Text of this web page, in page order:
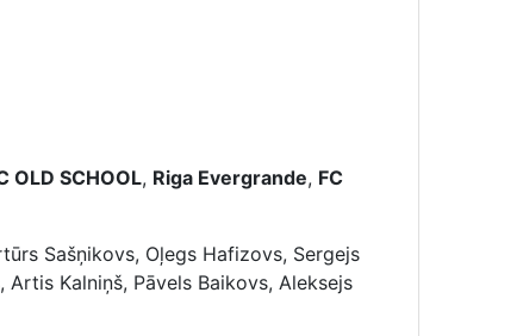
OLD SCHOOL, Riga Evergrande, FC
Sašņikovs, Oļegs Hafizovs, Sergejs
Kalniņš, Pāvels Baikovs, Aleksejs